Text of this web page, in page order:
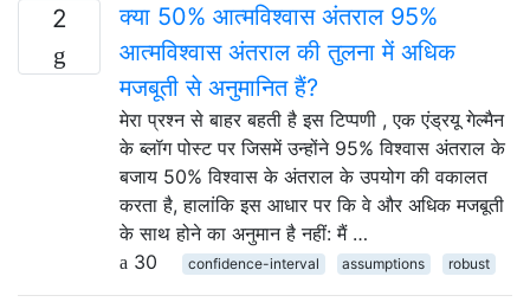
2
क्या 50% आत्मविश्वास अंतराल 95%
आत्मविश्वास अंतराल की तुलना में अधिक
मजबूती से अनुमानित हैं?
मेरा प्रश्न से बाहर बहती है इस टिप्पणी , एक एंड्रयू गेल्मैन
के ब्लॉग पोस्ट पर जिसमें उन्होंने 95% विश्वास अंतराल के
बजाय 50% विश्वास के अंतराल के उपयोग की वकालत
करता है, हालांकि इस आधार पर कि वे और अधिक मजबूती
के साथ होने का अनुमान है नहीं: मैं …
30
confidence-interval assumptions robust